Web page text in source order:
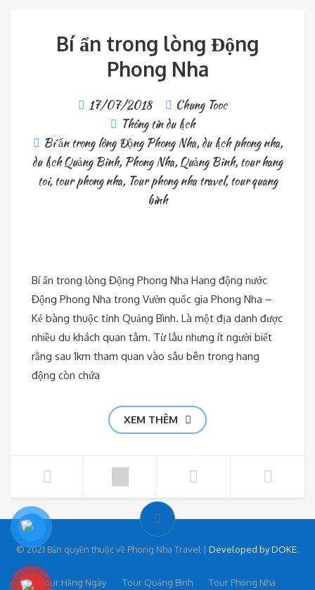
Bí ẩn trong lòng Động
Phong Nha
17/07/2018
Chung Tooc
Thông tin du lịch
Bí ẩn trong lòng Động Phong Nha,du lịch phong nha,
du lịch Quảng Bình, Phong Nha, Quảng Bình, tour hang
toi, tour phong nha, Tour phong nha travel,tour quang
binh
Bí ẩn trong lòng Động Phong Nha Hang động nước
Động Phong Nha trong Vườn quốc gia Phong Nha –
Kẻ bàng thuộc tỉnh Quảng Bình. Là một địa danh được
nhiều du khách quan tâm. Từ lâu nhưng ít người biết
rằng sau 1km tham quan vào sâu bên trong hang
động còn chứa
XEM THÊM
© 2021 Bản quyền thuộc về Phong Nha Travel | Developed by DOKE.
Tour Hằng Ngày Tour Quảng Bình Tour Phong Nha